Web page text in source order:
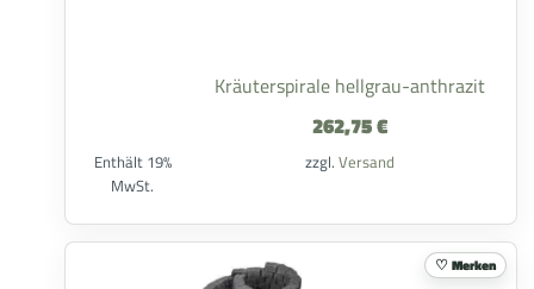
Kräuterspirale hellgrau-anthrazit
262,75€
Enthält 19%
MwSt.
zzgl. Versand
Merken